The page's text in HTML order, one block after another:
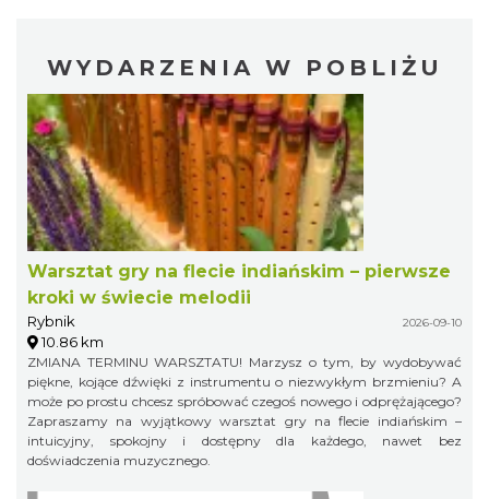
WYDARZENIA W POBLIŻU
Warsztat gry na flecie indiańskim – pierwsze
kroki w świecie melodii
Rybnik 2026-09-10
10.86 km
ZMIANA TERMINU WARSZTATU! Marzysz o tym, by wydobywać
piękne, kojące dźwięki z instrumentu o niezwykłym brzmieniu? A
może po prostu chcesz spróbować czegoś nowego i odprężającego?
Zapraszamy na wyjątkowy warsztat gry na flecie indiańskim –
intuicyjny, spokojny i dostępny dla każdego, nawet bez
doświadczenia muzycznego.